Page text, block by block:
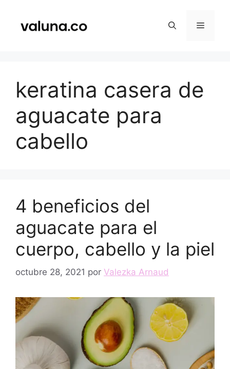
contenido
Menú
keratina casera de
aguacate para
cabello
4 beneficios del
aguacate para el
cuerpo, cabello y la piel
octubre 28, 2021 por Valezka Arnaud